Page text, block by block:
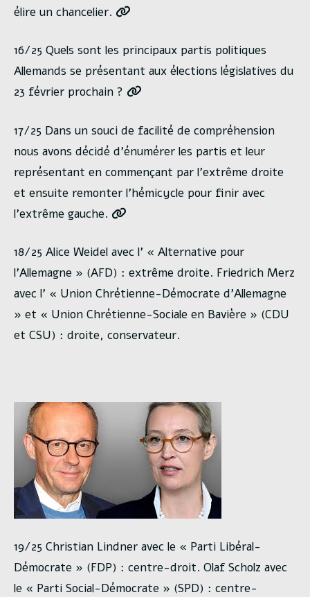
élire un chancelier.
16/25 Quels sont les principaux partis politiques
Allemands se présentant aux élections législatives du
23 février prochain ?
17/25 Dans un souci de facilité de compréhension
nous avons décidé d’énumérer les partis et leur
représentant en commençant par l’extrême droite
et ensuite remonter l’hémicycle pour finir avec
l’extrême gauche.
18/25 Alice Weidel avec l’ « Alternative pour
l’Allemagne » (AFD) : extrême droite. Friedrich Merz
avec l’ « Union Chrétienne-Démocrate d’Allemagne
» et « Union Chrétienne-Sociale en Bavière » (CDU
et CSU) : droite, conservateur.
19/25 Christian Lindner avec le « Parti Libéral-
Démocrate » (FDP) : centre-droit. Olaf Scholz avec
le « Parti Social-Démocrate » (SPD) : centre-